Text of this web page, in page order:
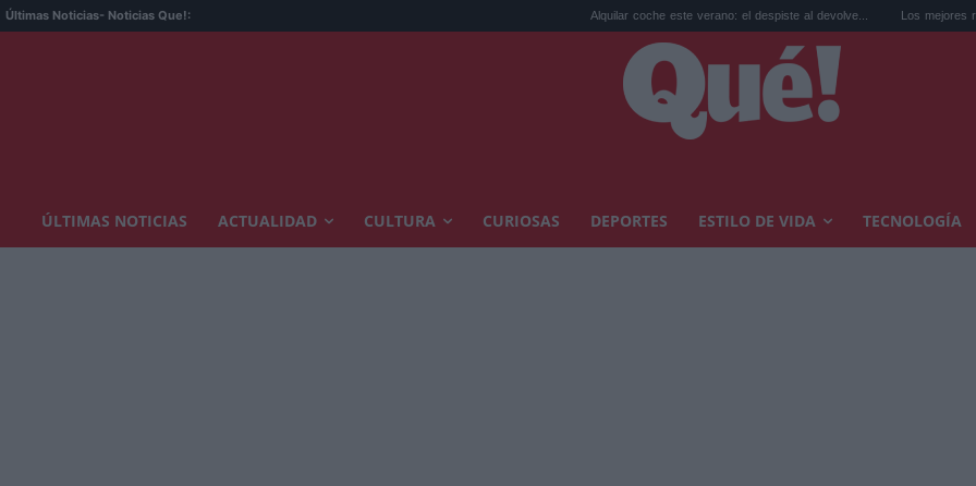
Últimas Noticias- Noticias Que!: Alquilar coche este verano: el despiste al devolve... Los mejores
ÚLTIMAS NOTICIAS ACTUALIDAD CULTURA CURIOSAS DEPORTES ESTILO DE VIDA TECNOLOGÍA